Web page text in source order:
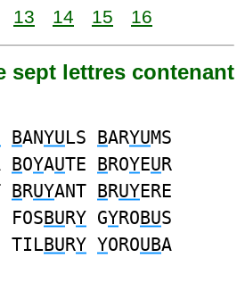
13 14 15 16
sept lettres contenant
BANYULS BARYUMS
BOYAUTE BROYEUR
BRUYANT BRUYERE
FOSBURY GYROBUS
TILBURY YOROUBA